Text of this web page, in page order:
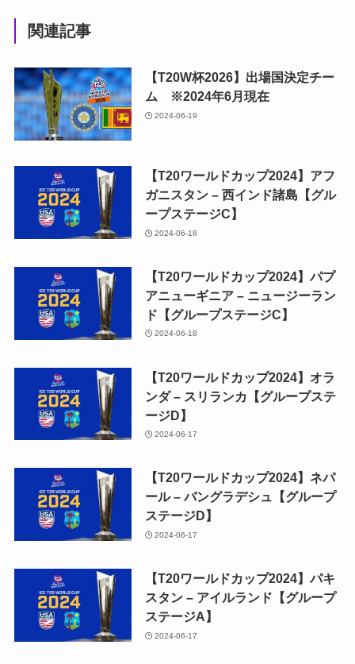
関連記事
【T20W杯2026】出場国決定チー
ム ※2024年6月現在
2024-06-19
【T20ワールドカップ2024】アフ
ガニスタン – 西インド諸島【グル
ープステージC】
2024-06-18
【T20ワールドカップ2024】パプ
アニューギニア – ニュージーラン
ド【グループステージC】
2024-06-18
【T20ワールドカップ2024】オラ
ンダ – スリランカ【グループステ
ージD】
2024-06-17
【T20ワールドカップ2024】ネパ
ール – バングラデシュ【グループ
ステージD】
2024-06-17
【T20ワールドカップ2024】パキ
スタン – アイルランド【グループ
ステージA】
2024-06-17